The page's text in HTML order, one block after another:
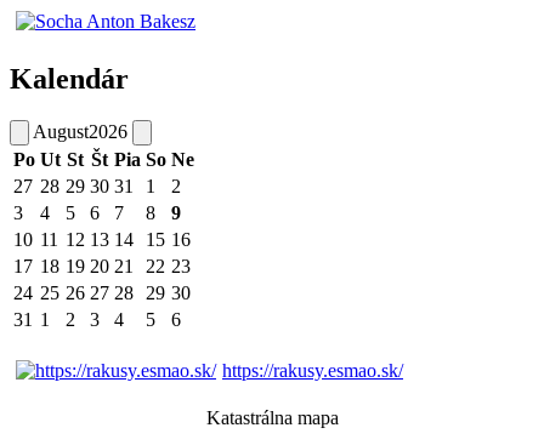
Kalendár
August2026
Po Ut St Št Pia So Ne
27 28 29 30 31 1
2
3
4 5 6 7 8
9
10 11 12 13 14 15 16
17 18 19 20 21 22 23
24 25 26 27 28 29 30
31 1 2 3 4 5 6
https://rakusy.esmao.sk/
Katastrálna mapa